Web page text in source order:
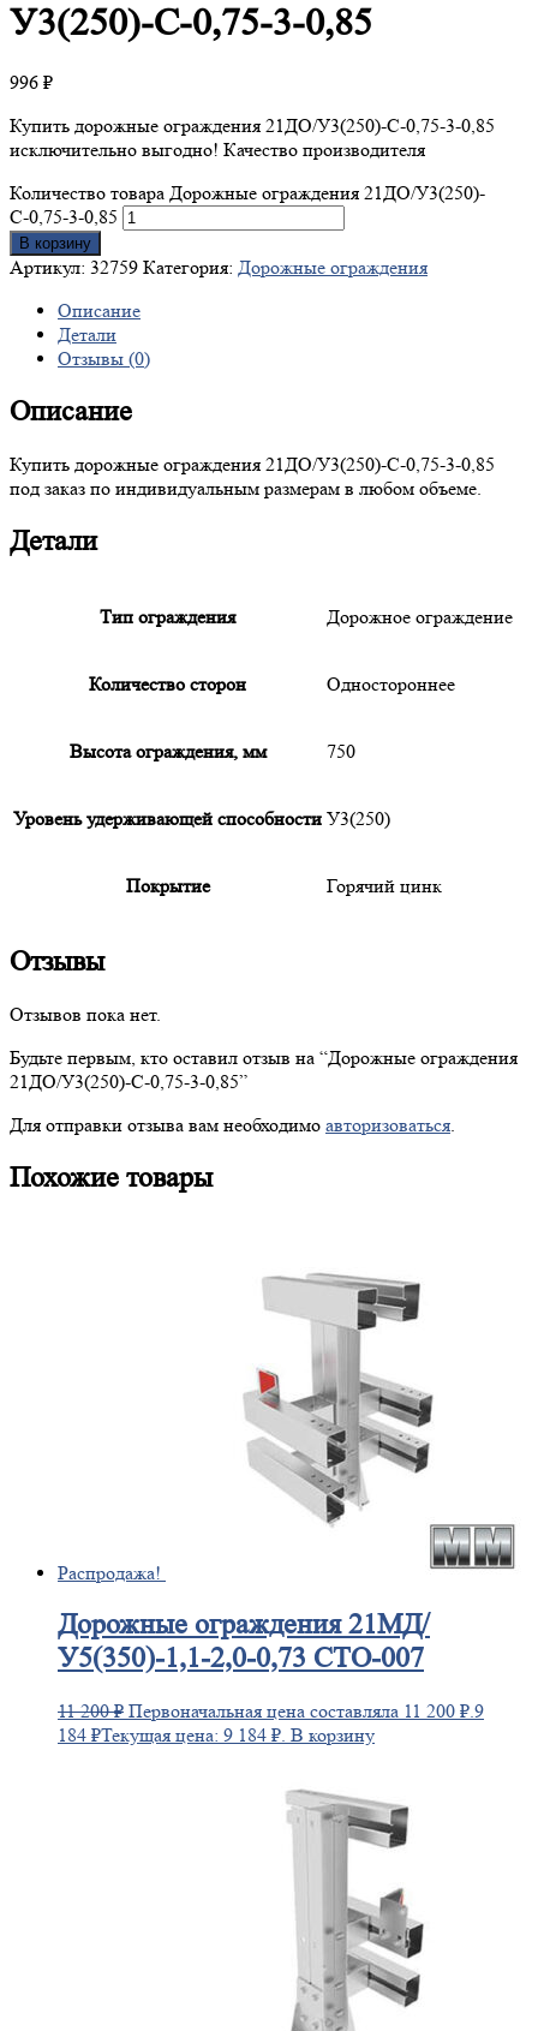
У3(250)-С-0,75-3-0,85
996 ₽
Купить дорожные ограждения 21ДО/У3(250)-С-0,75-3-0,85
исключительно выгодно! Качество производителя
Количество товара Дорожные ограждения 21ДО/У3(250)-
С-0,75-3-0,85
В корзину
Артикул: 32759 Категория: Дорожные ограждения
Описание
Детали
Отзывы (0)
Описание
Купить дорожные ограждения 21ДО/У3(250)-С-0,75-3-0,85
под заказ по индивидуальным размерам в любом объеме.
Детали
Тип ограждения Дорожное ограждение
Количество сторон Одностороннее
Высота ограждения, мм 750
Уровень удерживающей способности У3(250)
Покрытие Горячий цинк
Отзывы
Отзывов пока нет.
Будьте первым, кто оставил отзыв на “Дорожные ограждения
21ДО/У3(250)-С-0,75-3-0,85”
Для отправки отзыва вам необходимо авторизоваться
Похожие товары
Распродажа!
Дорожные ограждения 21МД/
У5(350)-1,1-2,0-0,73 СТО-007
11 200₽ Первоначальная цена составляла 11 200 ₽.9
184 ₽Текущая цена: 9 184 ₽. В корзину